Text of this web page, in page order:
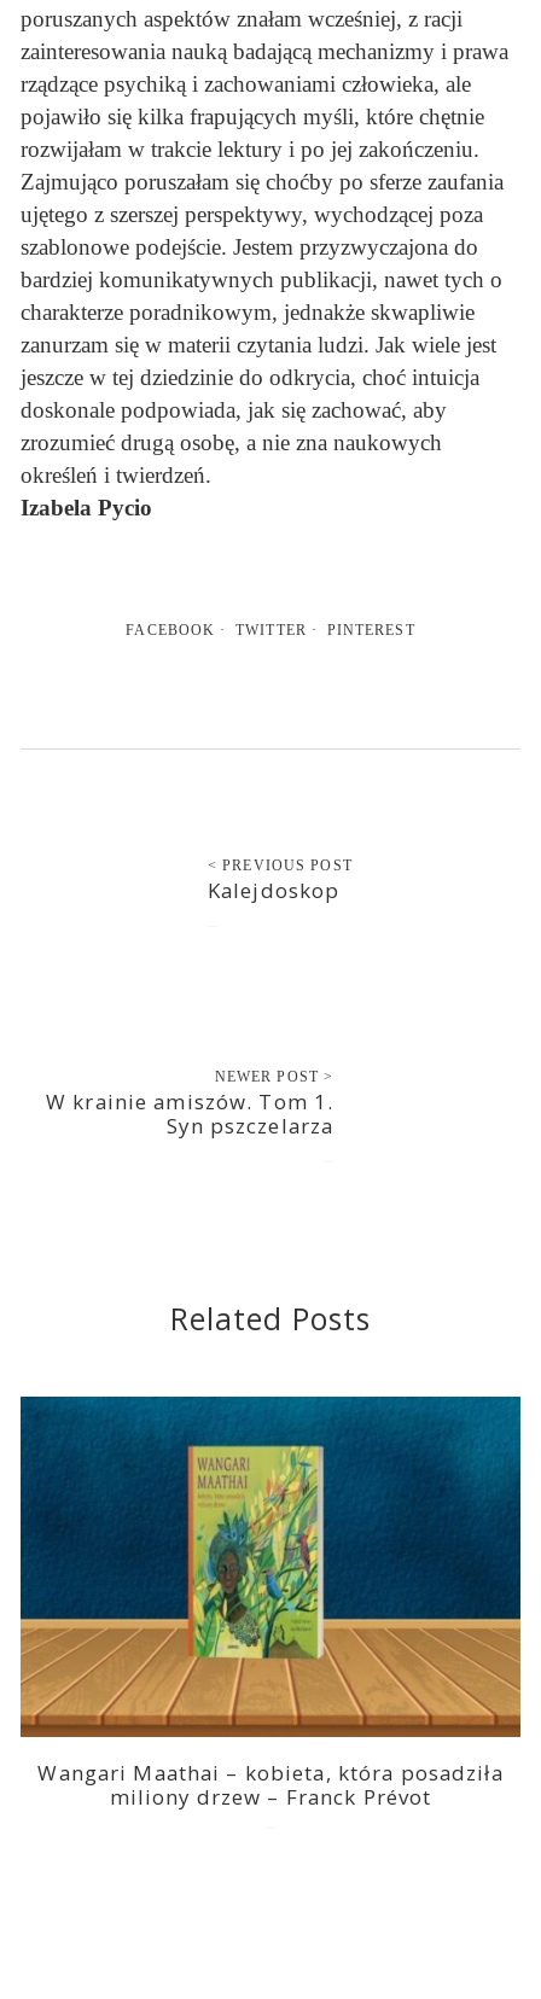
poruszanych aspektów znałam wcześniej, z racji
zainteresowania nauką badającą mechanizmy i prawa
rządzące psychiką i zachowaniami człowieka, ale
pojawiło się kilka frapujących myśli, które chętnie
rozwijałam w trakcie lektury i po jej zakończeniu.
Zajmująco poruszałam się choćby po sferze zaufania
ujętego z szerszej perspektywy, wychodzącej poza
szablonowe podejście. Jestem przyzwyczajona do
bardziej komunikatywnych publikacji, nawet tych o
charakterze poradnikowym, jednakże skwapliwie
zanurzam się w materii czytania ludzi. Jak wiele jest
jeszcze w tej dziedzinie do odkrycia, choć intuicja
doskonale podpowiada, jak się zachować, aby
zrozumieć drugą osobę, a nie zna naukowych
określeń i twierdzeń.
Izabela Pycio
FACEBOOK TWITTER PINTEREST
< PREVIOUS POST
Kalejdoskop
NEWER POST >
W krainie amiszów. Tom 1.
Syn pszczelarza
Related Posts
Wangari Maathai – kobieta, która posadziła
miliony drzew – Franck Prévot